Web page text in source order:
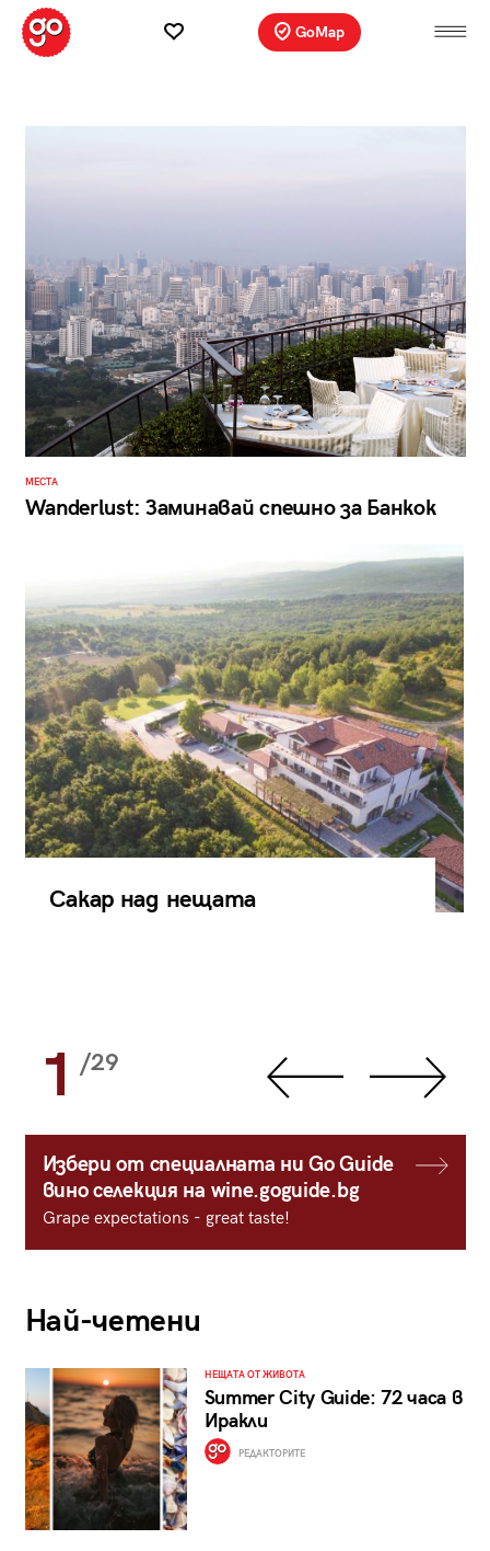
GoMap
МЕСТА
Wanderlust: Заминавай спешно за Банкок
Сакар над нещата
1 /29
Избери от специалната ни Go Guide
вино селекция на wine.goguide.bg
Grape expectations - great taste!
Най-четени
НЕЩАТА ОТ ЖИВОТА
Summer City Guide: 72 часа в
Иракли
РЕДАКТОРИТЕ